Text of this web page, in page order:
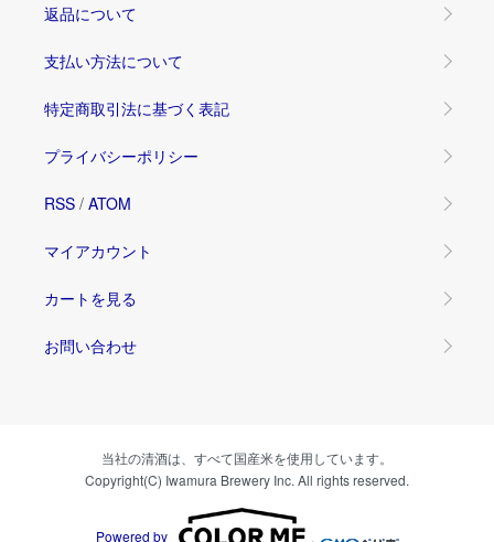
返品について
支払い方法について
特定商取引法に基づく表記
プライバシーポリシー
RSS / ATOM
マイアカウント
カートを見る
お問い合わせ
当社の清酒は、すべて国産米を使用しています。
Copyright(C) Iwamura Brewery Inc. All rights reserved.
Powered by